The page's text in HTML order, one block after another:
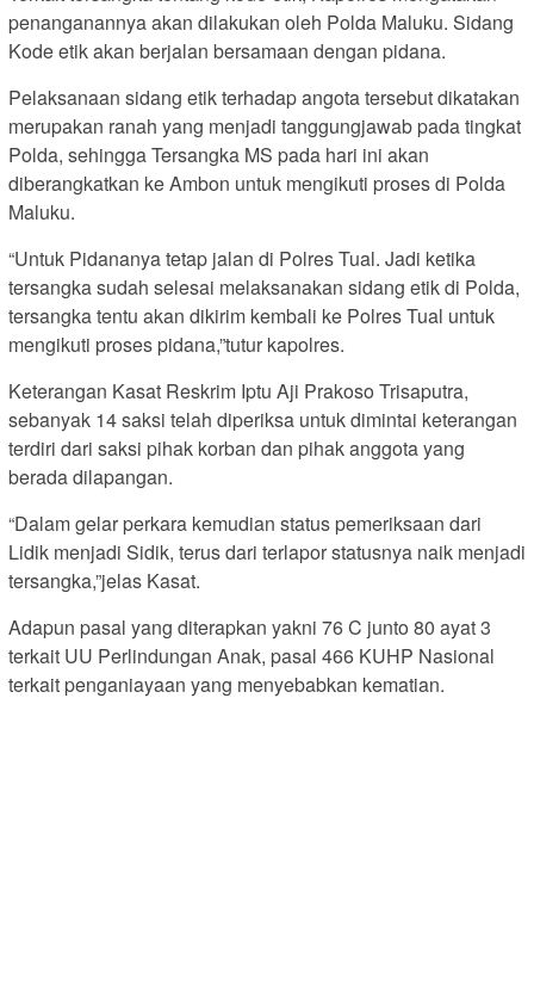
penanganannya akan dilakukan oleh Polda Maluku. Sidang
Kode etik akan berjalan bersamaan dengan pidana.
Pelaksanaan sidang etik terhadap angota tersebut dikatakan
merupakan ranah yang menjadi tanggungjawab pada tingkat
Polda, sehingga Tersangka MS pada hari ini akan
diberangkatkan ke Ambon untuk mengikuti proses di Polda
Maluku.
“Untuk Pidananya tetap jalan di Polres Tual. Jadi ketika
tersangka sudah selesai melaksanakan sidang etik di Polda,
tersangka tentu akan dikirim kembali ke Polres Tual untuk
mengikuti proses pidana,”tutur kapolres.
Keterangan Kasat Reskrim Iptu Aji Prakoso Trisaputra,
sebanyak 14 saksi telah diperiksa untuk dimintai keterangan
terdiri dari saksi pihak korban dan pihak anggota yang
berada dilapangan.
“Dalam gelar perkara kemudian status pemeriksaan dari
Lidik menjadi Sidik, terus dari terlapor statusnya naik menjadi
tersangka,”jelas Kasat.
Adapun pasal yang diterapkan yakni 76 C junto 80 ayat 3
terkait UU Perlindungan Anak, pasal 466 KUHP Nasional
terkait penganiayaan yang menyebabkan kematian.